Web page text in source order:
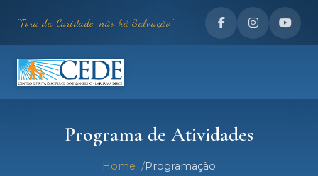
"Fora da Caridade, não há Salvação"
Programa de Atividades
Home Programação